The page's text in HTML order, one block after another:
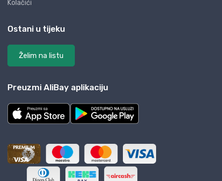
Kolačići
Ostani u tijeku
Želim na listu
Preuzmi AliBay aplikaciju